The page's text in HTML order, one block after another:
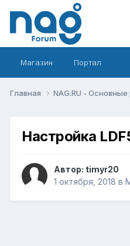
Магазин Портал
Главная NAG.RU -
Настройка
Автор: timyr20
1 октября, 2018 в